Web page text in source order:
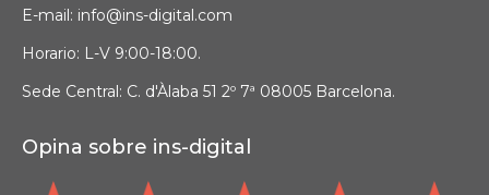
E-mail: info@ins-digital.com
Horario: L-V 9:00-18:00.
Sede Central: C. d'Àlaba 51 2º 7ª 08005 Barcelona.
Opina sobre ins-digital